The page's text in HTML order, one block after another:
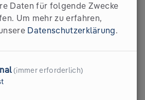
Fragen?
uns einfach!
Daten für folgende Zwecke
Um mehr zu erfahren,
Datenschutzerklärung.
(immer erforderlich)